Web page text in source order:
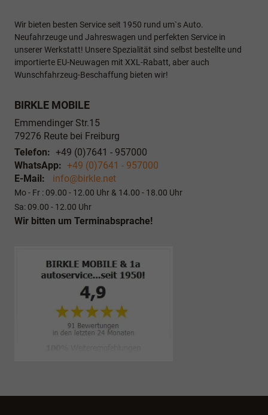
Wir bieten besten Service seit 1950 rund um`s Auto.
Neufahrzeuge und Jahreswagen und perfekten Service in
unserer Werkstatt! Unsere Spezialität sind selbst bestellte und
importierte EU-Neuwagen mit XXL-Rabatt, aber auch
Wunschfahrzeug-Beschaffung bieten wir!
BIRKLE MOBILE
Emmendinger Str.15
79276 Reute bei Freiburg
Telefon: +49 (0)7641 - 957000
WhatsApp: +49 (0)7641 - 957000
E-Mail:
info@birkle.net
Mo - Fr : 09.00 - 12.00 Uhr & 14.00 - 18.00 Uhr
Sa: 09.00 - 12.00 Uhr
Wir bitten um Terminabsprache!